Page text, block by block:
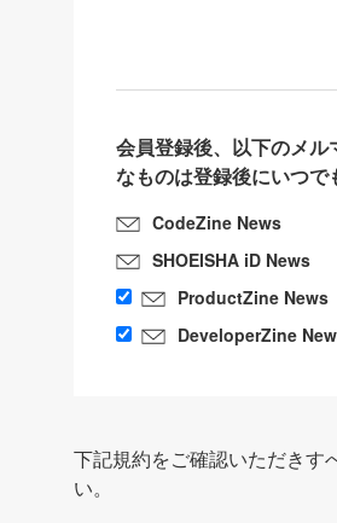
会員登録後、以下のメ
なものは登録後にいつで
CodeZine News
SHOEISHA iD News
ProductZine News
DeveloperZine
下記規約をご確認いただきす
い。